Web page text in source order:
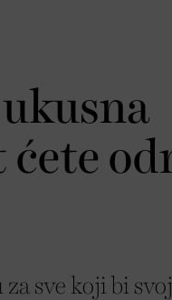
sve koji bi